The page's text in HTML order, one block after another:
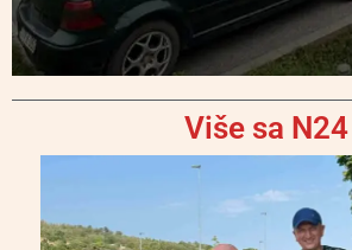
Više sa N24